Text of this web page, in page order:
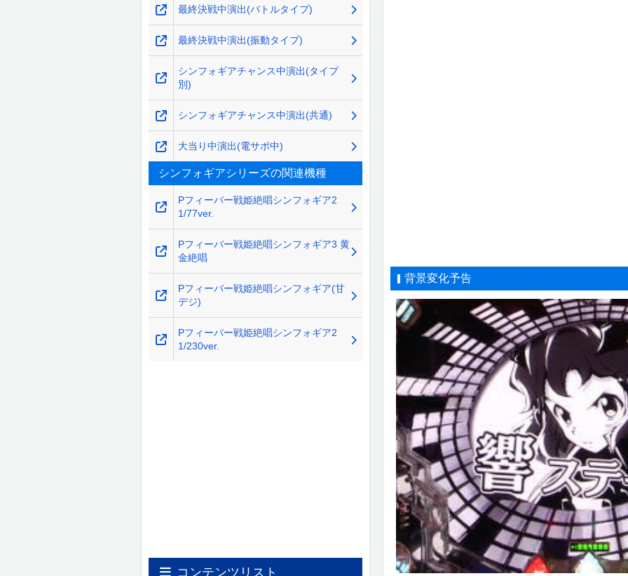
背景変化予告
最終決戦中演出(バトルタイプ)
最終決戦中演出(振動タイプ)
シンフォギアチャンス中演出(タイプ
別)
シンフォギアチャンス中演出(共通)
大当り中演出(電サポ中)
シンフォギアシリーズの関連機種
Pフィーバー戦姫絶唱シンフォギア2
1/77ver.
Pフィーバー戦姫絶唱シンフォギア3 黄
金絶唱
Pフィーバー戦姫絶唱シンフォギア(甘
デジ)
Pフィーバー戦姫絶唱シンフォギア2
1/230ver.
コンテンツリスト